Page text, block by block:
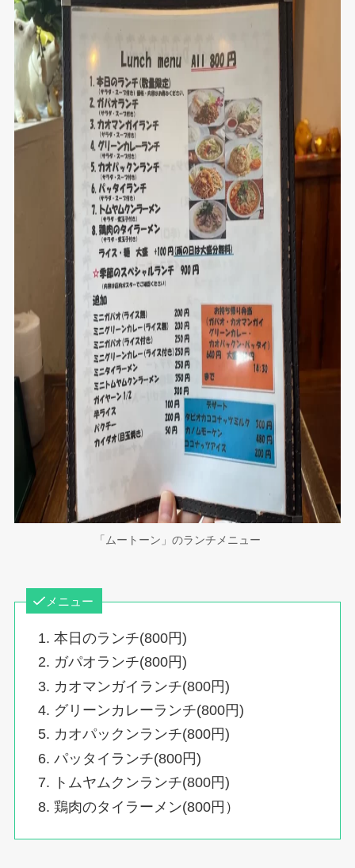
「ムートーン」のランチメニュー
メニュー
本日のランチ(800円)
ガパオランチ(800円)
カオマンガイランチ(800円)
グリーンカレーランチ(800円)
カオパックンランチ(800円)
パッタイランチ(800円)
トムヤムクンランチ(800円)
鶏肉のタイラーメン(800円）